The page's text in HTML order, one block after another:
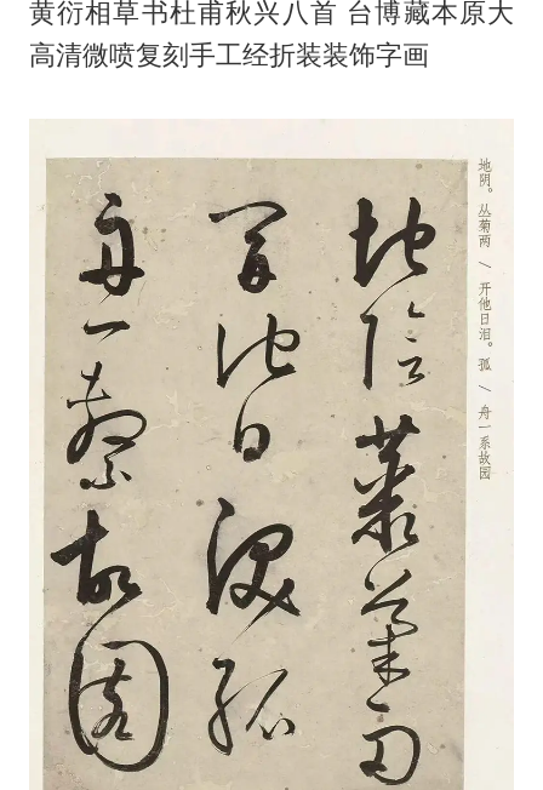
黄衍相草书杜甫秋兴八首 台博藏本原大
高清微喷复刻手工经折装装饰字画